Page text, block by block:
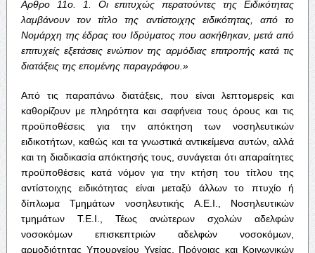
Αρθρο11ο. 1. Οι επιτυχώς περατούντες της
Ειδικότητας
λαμβάνουν
τον τίτλο της αντίστοιχης ειδικότητας, από
το
Νομάρχη της έδρας του Ιδρύματος που ασκήθηκαν,μετά από
επιτυχείς εξετάσεις ενώπιον της αρμόδιας επιτροπής κατά τις
διατάξεις της επομένης παραγράφου.»
Από τις παραπάνω διατάξεις, που είναι λεπτομερείς και
καθορίζουν με πληρότητα και σαφήνεια τους όρους και τις
προϋποθέσεις για την απόκτηση των νοσηλευτικών
ειδικοτήτων, καθώς και τα γνωστικά αντικείμενα αυτών, αλλά
και τη διαδικασία απόκτησής τους, συνάγεται ότι απαραίτητες
προϋποθέσεις κατά νόμον για την κτήση του τίτλου της
αντίστοιχης ειδικότητας είναι μεταξύ άλλων το πτυχίο ή
δίπλωμα Τμημάτων νοσηλευτικής Α.Ε.Ι., Νοσηλευτικών
τμημάτων Τ.Ε.Ι., Τέως ανώτερων σχολών αδελφών
νοσοκόμων επισκεπτριών αδελφών νοσοκόμων,
αρμοδιότητας Υπουργείου Υγείας, Πρόνοιας και Κοινωνικών